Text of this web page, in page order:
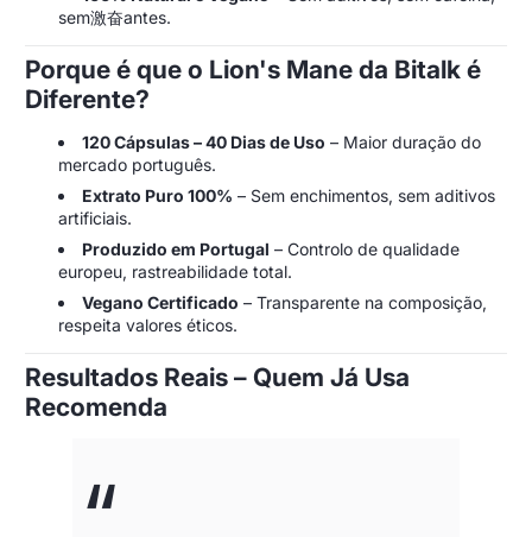
sem激奋antes.
Porque é que o Lion's Mane da Bitalk é
Diferente?
120 Cápsulas – 40 Dias de Uso – Maior duração do
mercado português.
Extrato Puro 100% – Sem enchimentos, sem aditivos
artificiais.
Produzido em Portugal – Controlo de qualidade
europeu, rastreabilidade total.
Vegano Certificado – Transparente na composição,
respeita valores éticos.
Resultados Reais – Quem Já Usa
Recomenda